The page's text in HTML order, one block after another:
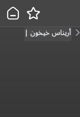
أريناس خيخون |